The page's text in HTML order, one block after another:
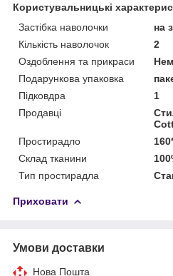
Користувальницькі
Застібка наволочки
на
Кількість наволочок
2
Оздоблення та прикраси
Подарункова упаковка
Підковдра
1
Продавці
Простирадло
Склад тканини
Тип простирадла
Приховати
Умови доставки
Нова Пошта